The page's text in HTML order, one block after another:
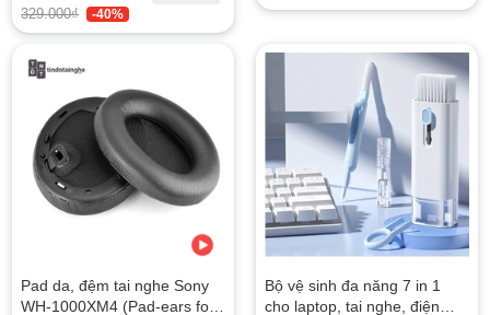
329.000₫ -40%
Pad da, đệm tai nghe Sony
WH-1000XM4 (Pad-ears for
Bộ vệ sinh đa năng 7 in 1
cho laptop, tai nghe, điện